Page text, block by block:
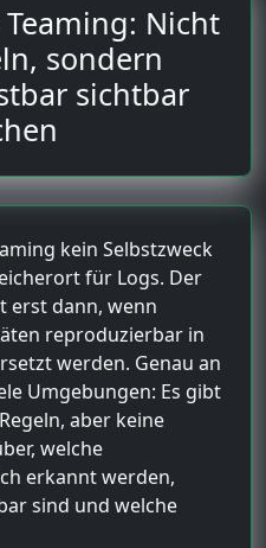
Nicht
sondern
sichtbar
kein Selbstzweck
für Logs. Der
erst dann, wenn
reproduzierbar in
werden. Genau an
Umgebungen: Es gibt
aber keine
welche
erkannt werden,
sind und welche